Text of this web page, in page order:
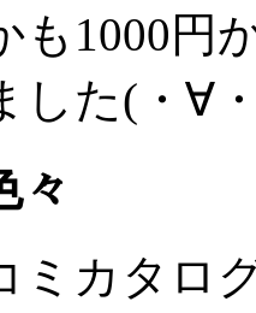
も1000円
した(・∀
々
ミカタロ